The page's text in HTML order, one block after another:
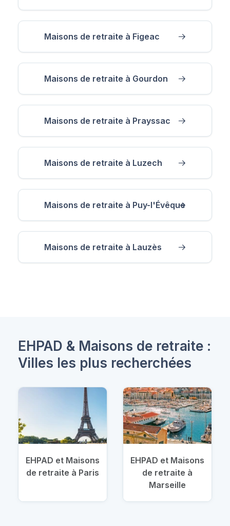
Maisons de retraite à Figeac
Maisons de retraite à Gourdon
Maisons de retraite à Prayssac
Maisons de retraite à Luzech
Maisons de retraite à Puy-l'Évêque
Maisons de retraite à Lauzès
EHPAD & Maisons de retraite :
Villes les plus recherchées
EHPAD et Maisons
de retraite à Paris
EHPAD et Maisons
de retraite à
Marseille